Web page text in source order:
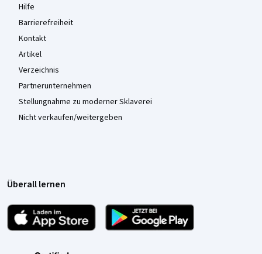
Hilfe
Barrierefreiheit
Kontakt
Artikel
Verzeichnis
Partnerunternehmen
Stellungnahme zu moderner Sklaverei
Nicht verkaufen/weitergeben
Überall lernen